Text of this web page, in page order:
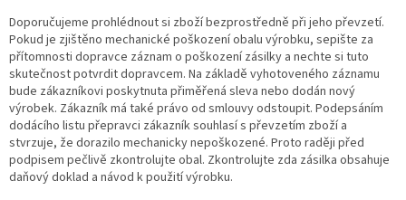
Doporučujeme prohlédnout si zboží bezprostředně při jeho převzetí.
Pokud je zjištěno mechanické poškození obalu výrobku, sepište za
přítomnosti dopravce záznam o poškození zásilky a nechte si tuto
skutečnost potvrdit dopravcem. Na základě vyhotoveného záznamu
bude zákazníkovi poskytnuta přiměřená sleva nebo dodán nový
výrobek. Zákazník má také právo od smlouvy odstoupit. Podepsáním
dodácího listu přepravci zákazník souhlasí s převzetím zboží a
stvrzuje, že dorazilo mechanicky nepoškozené. Proto raději před
podpisem pečlivě zkontrolujte obal. Zkontrolujte zda zásilka obsahuje
daňový doklad a návod k použití výrobku.